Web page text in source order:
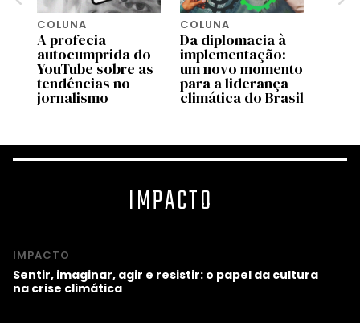
COLUNA
A profecia
autocumprida do
YouTube sobre as
tendências no
jornalismo
COLUNA
Da diplomacia à
implementação:
um novo momento
para a liderança
climática do Brasil
IMPACTO
IMPACTO
Sentir, imaginar, agir e resistir: o papel da cultura
na crise climática